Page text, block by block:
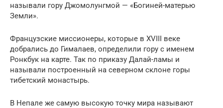
называли гору Джомолунгмой — «Богиней-матерью
Земли».
Французские миссионеры, которые в XVIII веке
добрались до Гималаев, определили гору с именем
Ронкбук на карте. Так по приказу Далай-ламы и
называли построенный на северном склоне горы
тибетский монастырь.
В Непале же самую высокую точку мира называют